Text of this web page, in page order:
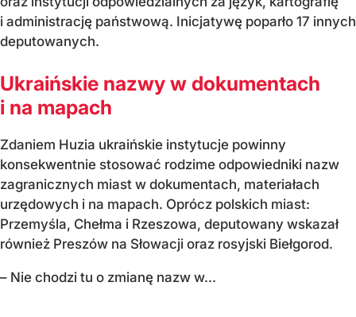
i administrację państwową. Inicjatywę poparło 17 innych
deputowanych.
Ukraińskie nazwy w dokumentach
i na mapach
Zdaniem Huzia ukraińskie instytucje powinny
konsekwentnie stosować rodzime odpowiedniki nazw
zagranicznych miast w dokumentach, materiałach
urzędowych i na mapach. Oprócz polskich miast:
Przemyśla, Chełma i Rzeszowa, deputowany wskazał
również Preszów na Słowacji oraz rosyjski Biełgorod.
– Nie chodzi tu o zmianę nazw w...